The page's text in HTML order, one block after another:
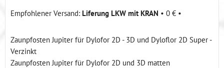
Liferung LKW mit KRAN • 0 € •
Zaunpfosten Jupiter für Dylofor 2D - 3D und Dyloflor 2D Super -
Verzinkt
Zaunpfosten Jupiter für Dylofor 2D und 3D matten